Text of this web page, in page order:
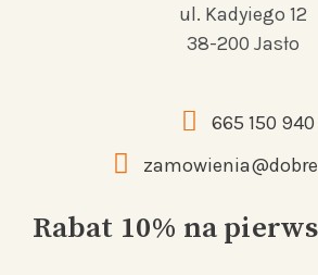
ul. Kadyiego 12
38-200 Jasło
665 150 940
Rabat 10% na